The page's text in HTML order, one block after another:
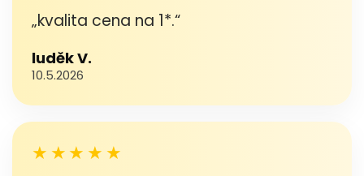
„kvalita cena na 1*.“
luděk V.
10.5.2026
★★★★★